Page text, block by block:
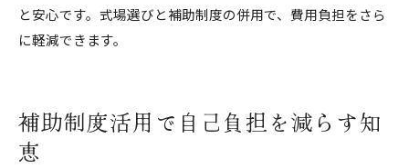
と安心です。式場選びと補助制度の併用で、費用負担をさら
に軽減できます。
補助制度活用で自己負担を減らす知
恵